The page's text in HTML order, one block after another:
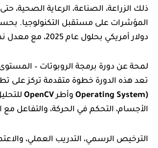
ذلك الزراعة، الصناعة، الرعاية الصحية،
دولار أمريكي بحلول عام 2025، مع معدل نمو سنوي مركب يقدر بـ 20٪.
لمحة عن دورة برمجة الروبوتات – المستوى
تعد هذه الدورة خطوة متقدمة تركز على
Operating System) وأطرOpenCV
الأجسام، التحكم في الحركة، والتفاعل مع
الترخيص الرسمي، التدريب العملي،